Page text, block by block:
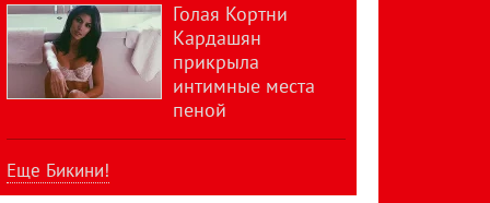
Голая Кортни
Кардашян
прикрыла
интимные места
пеной
Еще Бикини!